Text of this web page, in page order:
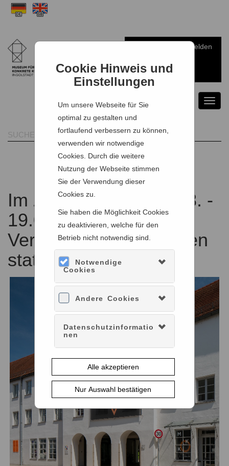
Cookie Hinweis und
Einstellungen
Um unsere Webseite für Sie
optimal zu gestalten und
fortlaufend verbessern zu können,
verwenden wir notwendige
Cookies. Durch die weitere
Nutzung der Webseite stimmen
Sie der Verwendung dieser
Cookies zu.
Sie haben die Möglichkeit Cookies
zu deaktivieren, welche für den
Betrieb nicht notwendig sind.
Notwendige
Cookies
Andere Cookies
Datenschutzinformatio
nen
Alle akzeptieren
Nur Auswahl bestätigen
Anmelden
Im Zeitraum vom 03.08. -
19.08.2026 findet kein
Versand von Shopwaren
statt.